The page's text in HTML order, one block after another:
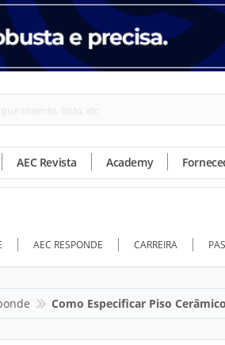
AEC Revista Academy
AEC RESPONDE CARREIRA
Como Especificar Piso